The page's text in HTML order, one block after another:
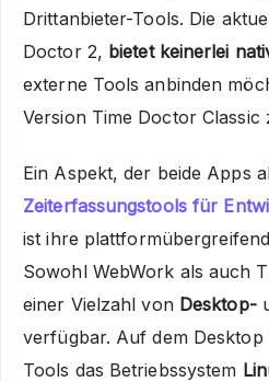
Drittanbieter-Tools. Die
Doctor 2, bietet keinerlei
externe Tools anbinden
Version Time Doctor Classic
Ein Aspekt, der beide Apps
Zeiterfassungstools für
ist ihre
Sowohl WebWork als auch
einer Vielzahl von Desktop-
verfügbar. Auf dem Desktop
Tools das Betriebssystem